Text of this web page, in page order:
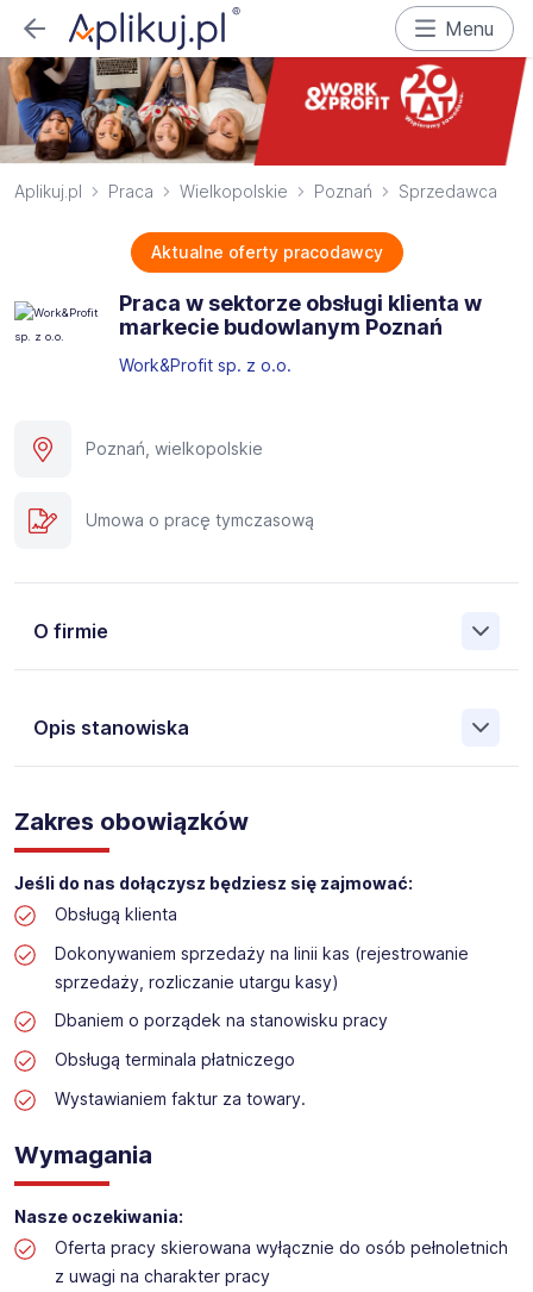
Menu
Aplikuj.pl Praca Wielkopolskie Poznań Sprzedawca
Aktualne oferty pracodawcy
Praca w sektorze obsługi klienta w
markecie budowlanym Poznań
Work&Profit sp. z o.o.
Poznań, wielkopolskie
Umowa o pracę tymczasową
O firmie
Opis stanowiska
Pośrednictwa Pracy i Doradztwa Personalnego Work &
Profit jest obecnie jedną z największych niezależnych
polskich agencji zatrudnienia. W ciągu wielu lat naszej
działalności daliśmy pracę przeszło 50 000 pracowników
w całym kraju. Skutecznie znajdujemy pracowników dla
największych firm, jak również małych rodzinnych
przedsiębiorstw w Polsce. Agencja jest wpisana pod nr
396 w Krajowym Rejestrze Agencji Zatrudnienia.
Obecnie dla naszego Klienta, poszukujemy osób do pracy
na stanowisko:
Praca w sektorze obsługi klienta w markecie
budowlanym
Zakres obowiązków
Jeśli do nas dołączysz będziesz się zajmować:
Obsługą klienta
Dokonywaniem sprzedaży na linii kas (rejestrowanie
sprzedaży, rozliczanie utargu kasy)
Dbaniem o porządek na stanowisku pracy
Obsługą terminala płatniczego
Wystawianiem faktur za towary.
Wymagania
Nasze oczekiwania:
Oferta pracy skierowana wyłącznie do osób pełnoletnich
z uwagi na charakter pracy